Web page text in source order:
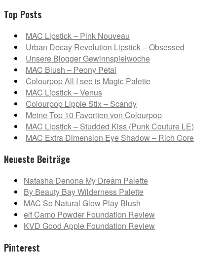
Top Posts
MAC Lipstick – Pink Nouveau
Urban Decay Revolution Lipstick – Obsessed
Unsere Blogger Gewinnspielwoche
MAC Blush – Peony Petal
Colourpop All I see is Magic Palette
MAC Lipstick – Venus
Colourpop Lippie Stix – Scandy
Meine Top 10 Favoriten von Colourpop
MAC Lipstick – Studded Kiss (Punk Couture LE)
MAC Extra Dimension Eye Shadow – Rich Core
Neueste Beiträge
Natasha Denona My Dream Palette
By Beauty Bay Wilderness Palette
MAC So Natural Glow Play Blush
elf Camo Powder Foundation Review
KVD Good Apple Foundation Review
Pinterest